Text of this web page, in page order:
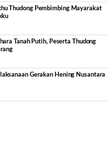
Thudong Pembimbing Mayarakat
Tanah Putih, Peserta Thudong
Gerakan Hening Nusantara